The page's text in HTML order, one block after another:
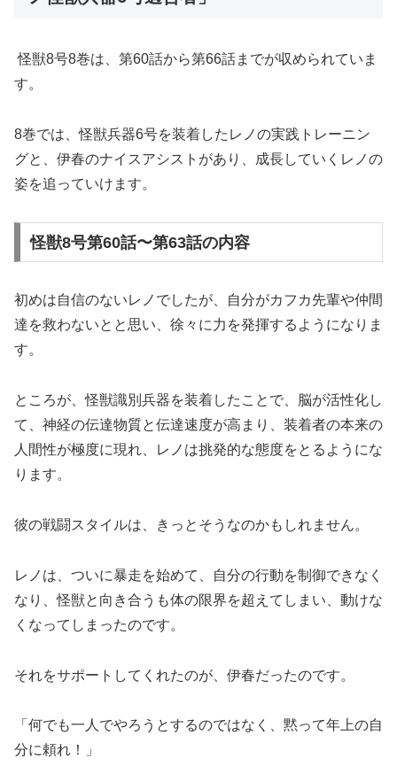
怪獣8号8巻は、第60話から第66話までが収められていま
す。
8巻では、怪獣兵器6号を装着したレノの実践トレーニン
グと、伊春のナイスアシストがあり、成長していくレノの
姿を追っていけます。
怪獣8号第60話〜第63話の内容
初めは自信のないレノでしたが、自分がカフカ先輩や仲間
達を救わないとと思い、徐々に力を発揮するようになりま
す。
ところが、怪獣識別兵器を装着したことで、脳が活性化し
て、神経の伝達物質と伝達速度が高まり、装着者の本来の
人間性が極度に現れ、レノは挑発的な態度をとるようにな
ります。
彼の戦闘スタイルは、きっとそうなのかもしれません。
レノは、ついに暴走を始めて、自分の行動を制御できなく
なり、怪獣と向き合うも体の限界を超えてしまい、動けな
くなってしまったのです。
それをサポートしてくれたのが、伊春だったのです。
「何でも一人でやろうとするのではなく、黙って年上の自
分に頼れ！」